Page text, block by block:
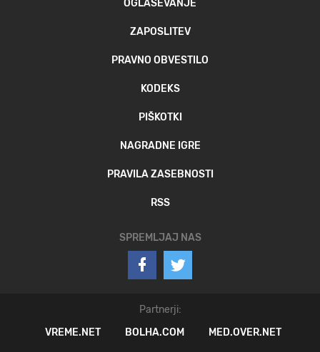
OGLAŠEVANJE
ZAPOSLITEV
PRAVNO OBVESTILO
KODEKS
PIŠKOTKI
NAGRADNE IGRE
PRAVILA ZASEBNOSTI
RSS
SPREMLJAJ NAS
Partnerji:
VREME.NET
BOLHA.COM MED.OVER.NET